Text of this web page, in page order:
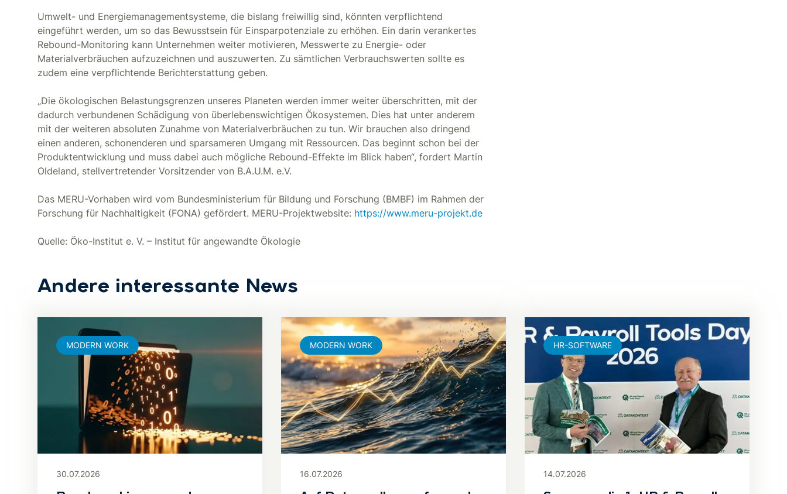
Umwelt- und Energiemanagementsysteme, die bislang freiwillig sind, könnten verpflichtend
eingeführt werden, um so das Bewusstsein für Einsparpotenziale zu erhöhen. Ein darin verankertes
Rebound-Monitoring kann Unternehmen weiter motivieren, Messwerte zu Energie- oder
Materialverbräuchen aufzuzeichnen und auszuwerten. Zu sämtlichen Verbrauchswerten sollte es
zudem eine verpflichtende Berichterstattung geben.
„Die ökologischen Belastungsgrenzen unseres Planeten werden immer weiter überschritten, mit der
dadurch verbundenen Schädigung von überlebenswichtigen Ökosystemen. Dies hat unter anderem
mit der weiteren absoluten Zunahme von Materialverbräuchen zu tun. Wir brauchen also dringend
einen anderen, schonenderen und sparsameren Umgang mit Ressourcen. Das beginnt schon bei der
Produktentwicklung und muss dabei auch mögliche Rebound-Effekte im Blick haben“, fordert Martin
Oldeland, stellvertretender Vorsitzender von B.A.U.M. e.V.
Das MERU-Vorhaben wird vom Bundesministerium für Bildung und Forschung (BMBF) im Rahmen der
Forschung für Nachhaltigkeit (FONA) gefördert. MERU-Projektwebsite: https://www.meru-projekt.de
Quelle: Öko-Institut e. V. – Institut für angewandte Ökologie
Andere interessante News
30.07.2026
MODERN WORK
16.07.2026
MODERN WORK
14.07.2026
HR-SOFTWARE